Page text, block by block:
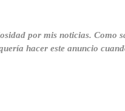
por mis noticias. Como
hacer este anuncio